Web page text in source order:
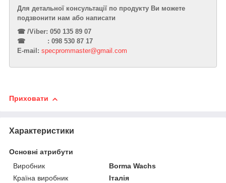
Для детальної консультації по продукту Ви можете
подзвонити нам або написати
☎︎ /Viber: 050 135 89 07
☎︎ : 098 530 87 17
E-mail: specprommaster@gmail.com
Приховати
Характеристики
Основні атрибути
Виробник
Borma Wachs
Країна виробник
Італія